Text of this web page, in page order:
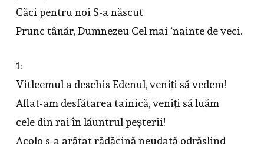
Căci pentru noi S-a născut
Prunc tânăr, Dumnezeu Cel mai ‘nainte de veci.
1:
Vitleemul a deschis Edenul, veniți să vedem!
Aflat-am desfătarea tainică, veniți să luăm
cele din rai în lăuntrul peșterii!
Acolo s-a arătat rădăcină neudată odrăslind